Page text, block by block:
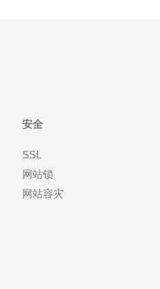
安全
SSL
网站锁
网站容灾